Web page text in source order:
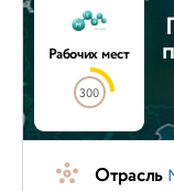
Рабочих мест
300
Отрасль